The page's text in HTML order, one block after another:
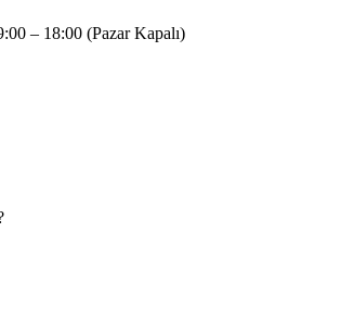
– 18:00 (Pazar Kapalı)